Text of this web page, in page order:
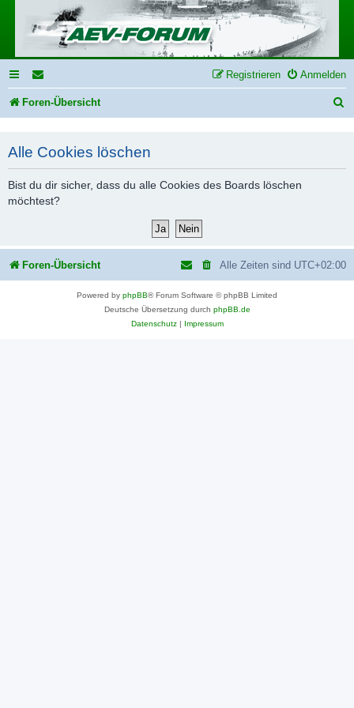
Anmelden
Registrieren
Foren-Übersicht
h
Alle Cookies löschen
Bist du dir sicher, dass du alle Cookies des Boards löschen
möchtest?
Foren-Übersicht Alle Zeiten sind UTC+02:00
Powered by phpBB® Forum Software © phpBB Limited
Deutsche Übersetzung durch phpBB.de
Datenschutz| Impressum